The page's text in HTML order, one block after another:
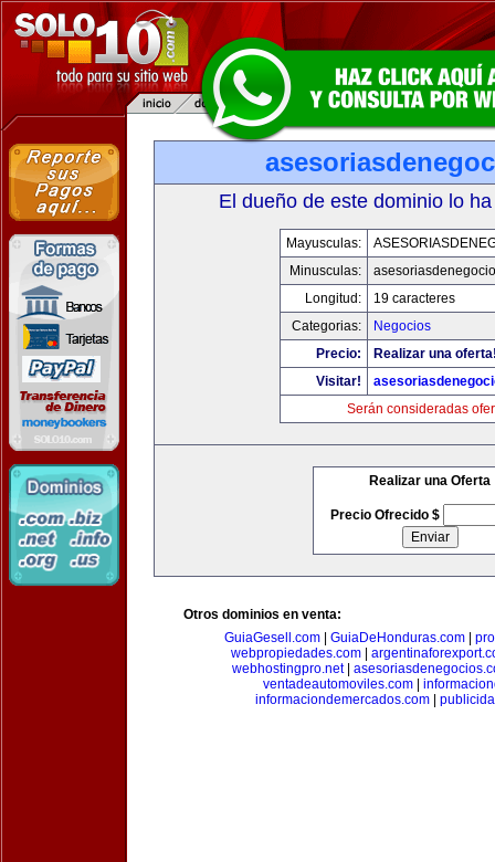
El dueño de este dominio lo
Mayusculas:
Minusculas:
Longitud:
19 caracteres
Categorias:
Negocios
Precio:
Realizar una
Visitar!
Serán consideradas
Realizar una Oferta
Precio Ofrecido $
Otros dominios en venta:
GuiaGesell.com| GuiaDeHonduras.com|
webpropiedades.com
webhostingpro.net|
ventadeautomoviles.com|
informaciondemercados.com|